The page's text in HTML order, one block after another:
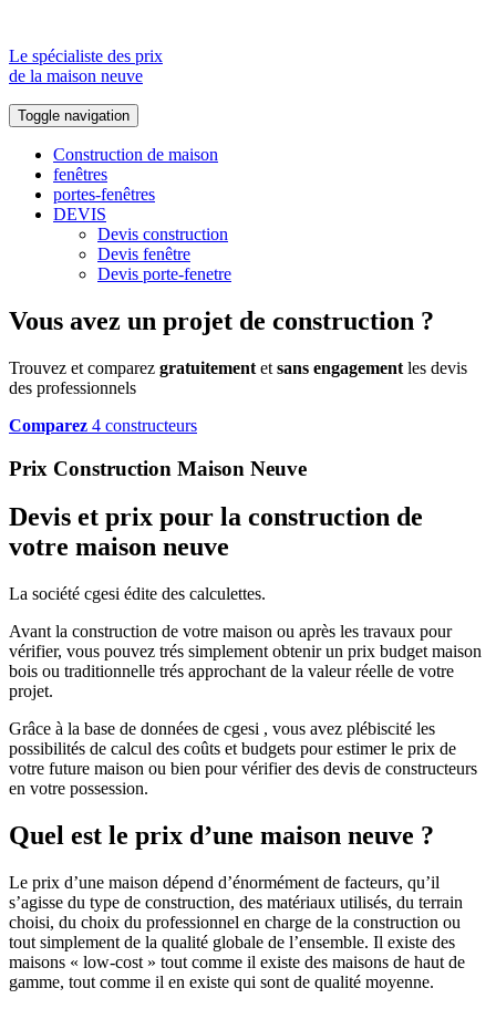
Le spécialiste des prix
de la maison neuve
Toggle navigation
Construction de maison
fenêtres
portes-fenêtres
DEVIS
Devis construction
Devis fenêtre
Devis porte-fenetre
Vous avez un projet de construction ?
Trouvez et comparez gratuitement et sans engagement les devis
des professionnels
Comparez 4 constructeurs
Prix Construction Maison Neuve
Devis et prix pour la construction de
votre maison neuve
La société cgesi édite des calculettes.
Avant la construction de votre maison ou après les travaux pour
vérifier, vous pouvez trés simplement obtenir un prix budget maison
bois ou traditionnelle trés approchant de la valeur réelle de votre
projet.
Grâce à la base de données de cgesi , vous avez plébiscité les
possibilités de calcul des coûts et budgets pour estimer le prix de
votre future maison ou bien pour vérifier des devis de constructeurs
en votre possession.
Quel est le prix d’une maison neuve ?
Le prix d’une maison dépend d’énormément de facteurs, qu’il
s’agisse du type de construction, des matériaux utilisés, du terrain
choisi, du choix du professionnel en charge de la construction ou
tout simplement de la qualité globale de l’ensemble. Il existe des
maisons « low-cost » tout comme il existe des maisons de haut de
gamme, tout comme il en existe qui sont de qualité moyenne.